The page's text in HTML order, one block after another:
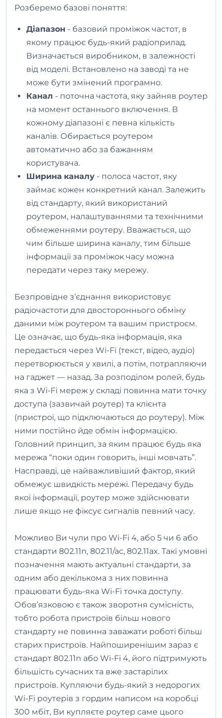
Розберемо базові поняття:
Діапазон - базовий проміжок частот, в
якому працює будь-який радіоприлад.
Визначається виробником, в залежності
від моделі. Встановлено на заводі та не
може бути змінений програмно.
Канал - поточна частота, яку зайняв роутер
на момент останнього включення. В
кожному діапазоні є певна кількість
каналів. Обирається роутером
автоматично або за бажанням
користувача.
Ширина каналу - полоса частот, яку
займає кожен конкретний канал. Залежить
від стандарту, який використаний
роутером, налаштуваннями та технічними
обмеженнями роутеру. Вважається, що
чим більше ширина каналу, тим більше
інформації за проміжок часу можна
передати через таку мережу.
Безпровідне з’єднання використовує
радіочастоти для двостороннього обміну
даними між роутером та вашим пристроєм.
Це означає, що будь-яка інформація, яка
передається через Wi-Fi (текст, відео, аудіо)
перетворюється у хвилі, а потім, потрапляючи
на гаджет — назад. За розподілом ролей, будь
яка з Wi-Fi мереж у складі повинна мати точку
доступа (зазвичай роутер) та клієнта
(пристрої, що підключаються до роутеру). Між
ними постійно йде обмін інформацією.
Головний принцип, за яким працює будь яка
мережа “поки один говорить, інші мовчать”.
Насправді, це найважливіший фактор, який
обмежує швидкість мережі. Передачу будь
якої інформації, роутер може здійснювати
лише якщо не фіксує сигналів певний часу.
Можливо Ви чули про Wi-Fi 4, або 5 чи 6 або
стандарти 802.11n, 802.11/ac, 802.11ax. Такі умовні
позначення мають актуальні стандарти, за
одним або декількома з них повинна
працювати будь-яка Wi-Fi точка доступу.
Обов’язковою є також зворотня сумісність,
тобто робота пристроїв більш нового
стандарту не повинна заважати роботі більш
старих пристроїв. Найпоширенішим зараз є
стандарт 802.11n або Wi-Fi 4, його підтримують
більшість сучасних та вже застарілих
пристроїв. Купляючи будь-який з недорогих
Wi-Fi роутерів з гордим написом на коробці
300 мбіт, Ви купляєте роутер саме цього